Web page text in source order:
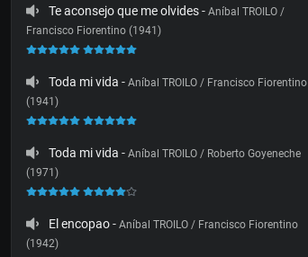
Te aconsejo que me olvides- Aníbal TROILO /
Francisco Fiorentino (1941)
Toda mi vida - Aníbal TROILO / Francisco Fiorentino
(1941)
Toda mi vida - Aníbal TROILO / Roberto Goyeneche
(1971)
El encopao- Aníbal TROILO / Francisco Fiorentino
(1942)